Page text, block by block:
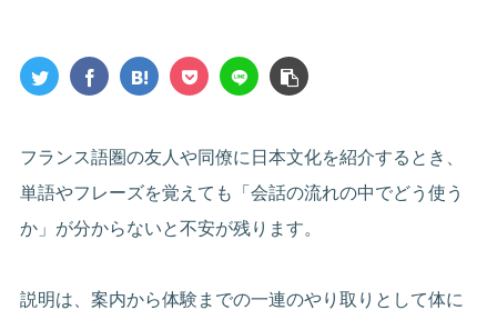
フランス語圏の友人や同僚に日本文化を紹介するとき、
単語やフレーズを覚えても「会話の流れの中でどう使う
か」が分からないと不安が残ります。
説明は、案内から体験までの一連のやり取りとして体に